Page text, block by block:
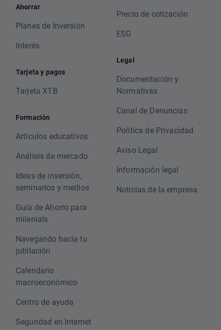
Ahorrar
Planes de Inversión
Interés
Tarjeta y pagos
Tarjeta XTB
Formación
Artículos educativos
Análisis de mercado
Ideas de inversión,
seminarios y medios
Guía de Ahorro para
milenials
Navegando hacia tu
jubilación
Calendario
macroeconómico
Centro de ayuda
Seguridad en Internet
Precio de cotización
ESG
Legal
Documentación y
Normativas
Canal de Denuncias
Política de Privacidad
Aviso Legal
Información legal
Noticias de la empresa